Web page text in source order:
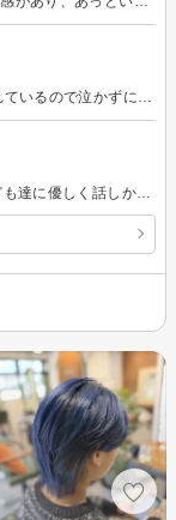
4歳と1歳の子どもの施術をしてもらいました。子ども達に優しく話しかけてくださり1歳の子が泣いても嫌がらず接して下さりました。 また次回もお願いしたいですり